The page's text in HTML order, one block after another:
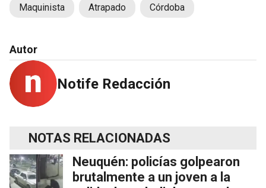
Maquinista Atrapado Córdoba
Autor
Notife Redacción
NOTAS RELACIONADAS
Neuquén: policías golpearon
brutalmente a un joven a la